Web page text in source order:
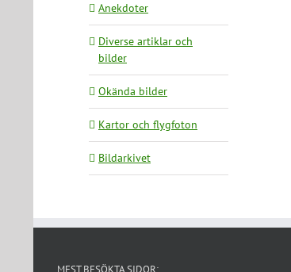
Anekdoter
Diverse artiklar och
bilder
Okända bilder
Kartor och flygfoton
Bildarkivet
MEST BESÖKTA SIDOR: